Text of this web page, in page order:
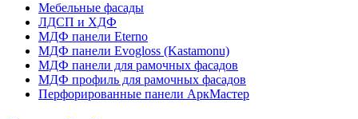
Мебельные фасады
ЛДСП и ХДФ
МДФ панели Eterno
МДФ панели Evogloss (Kastamonu)
МДФ панели для рамочных фасадов
МДФ профиль для рамочных фасадов
Перфорированные панели АркМастер